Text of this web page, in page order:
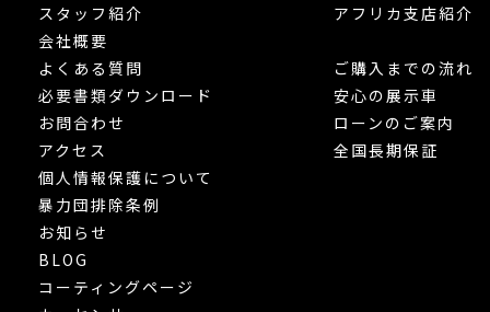
スタッフ紹介
会社概要
アフリカ支店紹介
よくある質問
必要書類ダウンロード
お問合わせ
アクセス
個人情報保護について
暴力団排除条例
お知らせ
BLOG
ご購入までの流れ
安心の展示車
ローンのご案内
全国長期保証
コーティングページ